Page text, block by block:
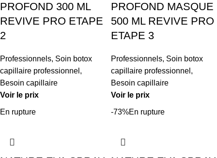
PROFOND 300 ML
REVIVE PRO ETAPE
2
Professionnels, Soin botox
capillaire professionnel ,
Besoin capillaire
Voir le prix
PROFOND MASQUE
500 ML REVIVE PRO
ETAPE 3
Professionnels, Soin botox
capillaire professionnel ,
Besoin capillaire
Voir le prix
En rupture -73%En rupture